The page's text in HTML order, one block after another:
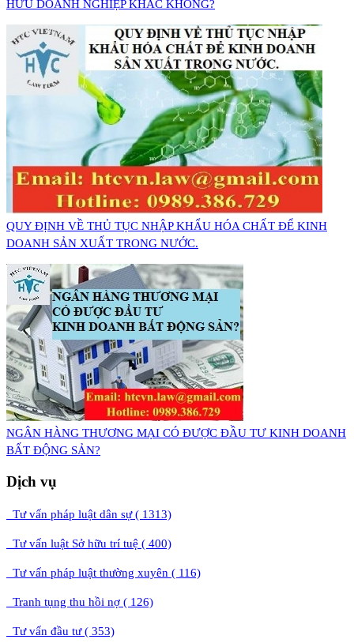
HỮU DOANH NGHIỆP KHÁC KHÔNG?
QUY ĐỊNH VỀ THỦ TỤC NHẬP KHẨU HÓA CHẤT ĐỂ KINH
DOANH SẢN XUẤT TRONG NƯỚC.
NGÂN HÀNG THƯƠNG MẠI CÓ ĐƯỢC ĐẦU TƯ KINH DOANH
BẤT ĐỘNG SẢN?
Dịch vụ
Tư vấn pháp luật dân sự ( 1313)
Tư vấn luật Sở hữu trí tuệ ( 400)
Tư vấn pháp luật thường xuyên ( 116)
Tranh tụng thu hồi nợ ( 126)
Tư vấn đầu tư ( 353)